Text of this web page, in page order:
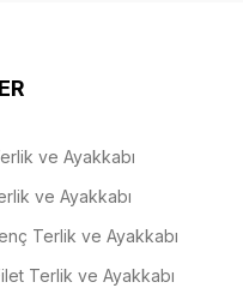
ve Ayakkabı
ve Ayakkabı
Terlik ve Ayakkabı
Terlik ve Ayakkabı